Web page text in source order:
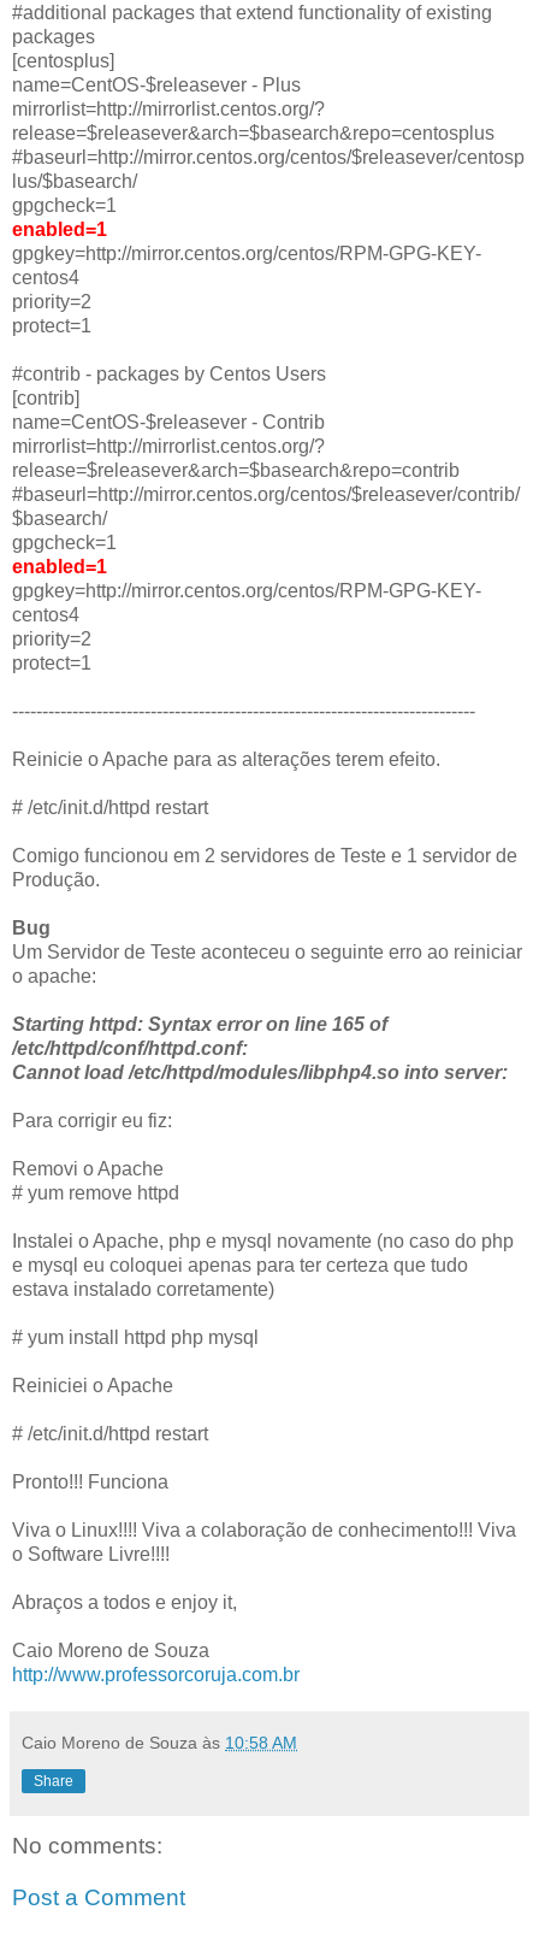
#additional packages that extend functionality of existing
packages
[centosplus]
name=CentOS-$releasever - Plus
mirrorlist=http://mirrorlist.centos.org/?
release=$releasever&arch=$basearch&repo=centosplus
#baseurl=http://mirror.centos.org/centos/$releasever/centosp
lus/$basearch/
gpgcheck=1
enabled=1
gpgkey=http://mirror.centos.org/centos/RPM-GPG-KEY-
centos4
priority=2
protect=1
#contrib - packages by Centos Users
[contrib]
name=CentOS-$releasever - Contrib
mirrorlist=http://mirrorlist.centos.org/?
release=$releasever&arch=$basearch&repo=contrib
#baseurl=http://mirror.centos.org/centos/$releasever/contrib/
$basearch/
gpgcheck=1
enabled=1
gpgkey=http://mirror.centos.org/centos/RPM-GPG-KEY-
centos4
priority=2
protect=1
-----------------------------------------------------------------------------
Reinicie o Apache para as alterações terem efeito.
# /etc/init.d/httpd restart
Comigo funcionou em 2 servidores de Teste e 1 servidor de
Produção.
Bug
Um Servidor de Teste aconteceu o seguinte erro ao reiniciar
o apache:
Starting httpd: Syntax error on line 165 of
/etc/httpd/conf/httpd.conf:
Cannot load /etc/httpd/modules/libphp4.so into server:
Para corrigir eu fiz:
Removi o Apache
# yum remove httpd
Instalei o Apache, php e mysql novamente (no caso do php
e mysql eu coloquei apenas para ter certeza que tudo
estava instalado corretamente)
# yum install httpd php mysql
Reiniciei o Apache
# /etc/init.d/httpd restart
Pronto!!! Funciona
Viva o Linux!!!! Viva a colaboração de conhecimento!!! Viva
o Software Livre!!!!
Abraços a todos e enjoy it,
Caio Moreno de Souza
http://www.professorcoruja.com.br
Caio Moreno de Souza às 10:58 AM
Share
No comments:
Post a Comment